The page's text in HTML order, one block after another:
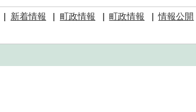
新着情報 町政情報 町政情報 情報公開